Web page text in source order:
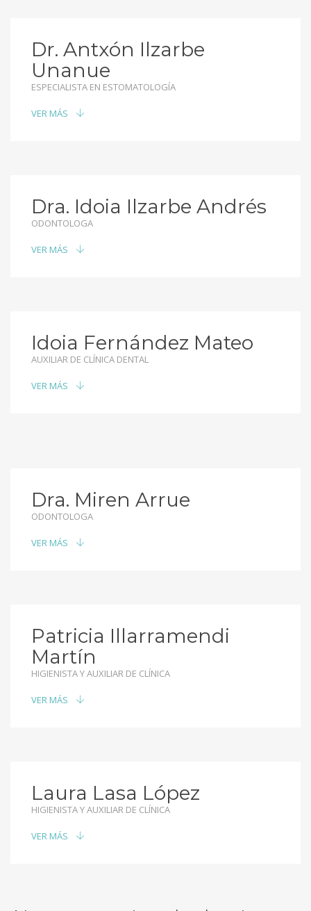
Dr. Antxón Ilzarbe
Unanue
ESPECIALISTA EN ESTOMATOLOGÍA
VER MÁS
Dra. Idoia Ilzarbe Andrés
ODONTOLOGA
VER MÁS
Idoia Fernández Mateo
AUXILIAR DE CLÍNICA DENTAL
VER MÁS
Dra. Miren Arrue
ODONTOLOGA
VER MÁS
Patricia Illarramendi
Martín
HIGIENISTA Y AUXILIAR DE CLÍNICA
VER MÁS
Laura Lasa López
HIGIENISTA Y AUXILIAR DE CLÍNICA
VER MÁS